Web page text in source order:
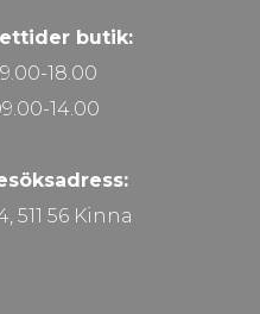
butik:
18.00
14.00
511 56 Kinna